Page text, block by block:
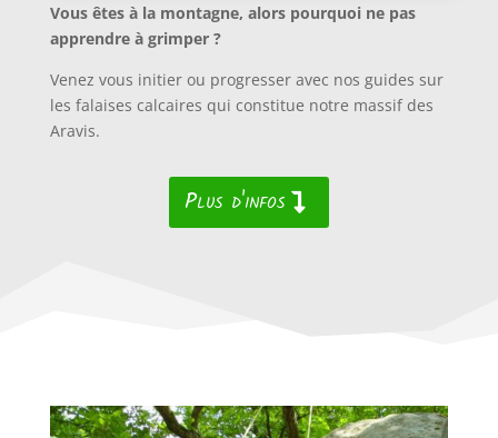
Vous êtes à la montagne, alors pourquoi ne pas
apprendre à grimper ?
Venez vous initier ou progresser avec nos guides sur
les falaises calcaires qui constitue notre massif des
Aravis.
Plus d'infos